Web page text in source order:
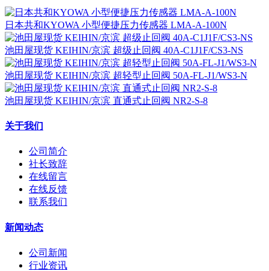
日本共和KYOWA 小型便捷压力传感器 LMA-A-100N
池田屋现货 KEIHIN/京滨 超级止回阀 40A-C1J1F/CS3-NS
池田屋现货 KEIHIN/京滨 超轻型止回阀 50A-FL-J1/WS3-N
池田屋现货 KEIHIN/京滨 直通式止回阀 NR2-S-8
关于我们
公司简介
社长致辞
在线留言
在线反馈
联系我们
新闻动态
公司新闻
行业资讯